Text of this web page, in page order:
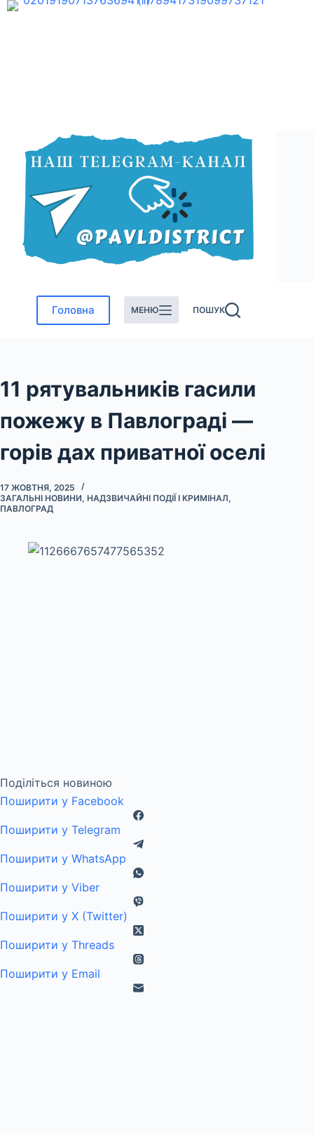
Перейти
Головна МЕНЮ ПОШУК
11 рятувальників гасили
пожежу в Павлограді —
горів дах приватної оселі
17 ЖОВТНЯ, 2025
ЗАГАЛЬНІ НОВИНИ, НАДЗВИЧАЙНІ ПОДІЇ І КРИМІНАЛ,
ПАВЛОГРАД
Поділіться новиною
Поширити у Facebook
Поширити у Telegram
Поширити у WhatsApp
Поширити у Viber
Поширити у X (Twitter)
Поширити у Threads
Поширити у Email